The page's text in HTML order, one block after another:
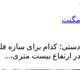
دستی؛ کدام برای
در ارتفاع بیست متری،...